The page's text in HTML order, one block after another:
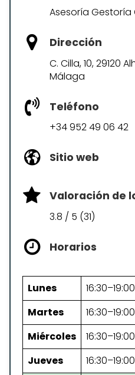
Asesoría
Dirección
C. Cilla, 10, 29120
Málaga
Teléfono
+34 952 49 06 42
Sitio web
Valoración de
3.8 / 5 (31)
Horarios
Lunes
16:30–19:00
Martes
16:30–19:00
Miércoles
16:30–19:00
Jueves
16:30–19:00